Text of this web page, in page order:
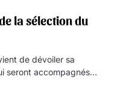
la sélection du
de dévoiler sa
seront accompagnés…